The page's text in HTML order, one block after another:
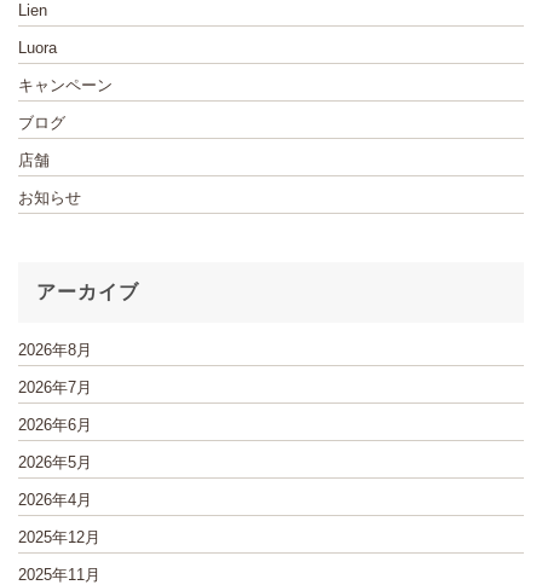
Lien
Luora
キャンペーン
ブログ
店舗
お知らせ
アーカイブ
2026年8月
2026年7月
2026年6月
2026年5月
2026年4月
2025年12月
2025年11月